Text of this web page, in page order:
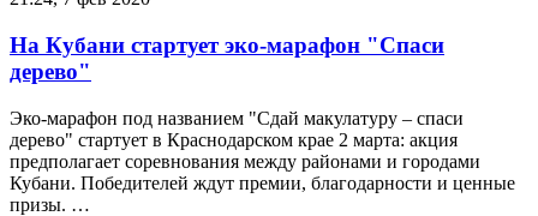
На Кубани стартует эко-марафон "Спаси
дерево"
Эко-марафон под названием "Сдай макулатуру – спаси
дерево" стартует в Краснодарском крае 2 марта: акция
предполагает соревнования между районами и городами
Кубани. Победителей ждут премии, благодарности и ценные
призы. …